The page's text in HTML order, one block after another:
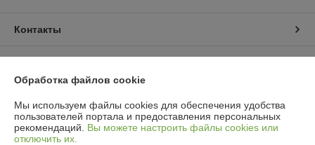
Контакты
Полная версия сайта
Обработка файлов cookie
Мы используем файлы cookies для обеспечения удобства
пользователей портала и предоставления персональных
рекомендаций. Вы можете настроить файлы cookies или
отключить их.